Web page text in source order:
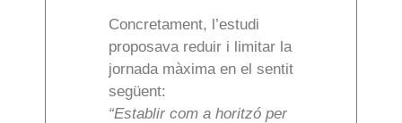
Concretament, l’estudi
proposava reduir i limitar la
jornada màxima en el sentit
següent:
“Establir com a horitzó per